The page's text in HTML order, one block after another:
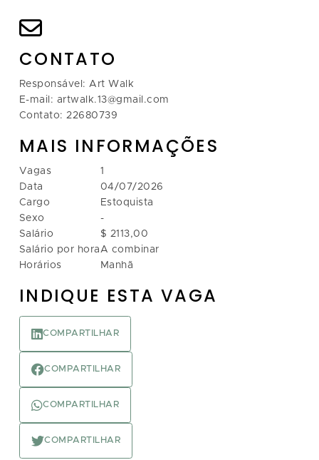
CONTATO
Responsável: Art Walk
E-mail: artwalk.13@gmail.com
Contato: 22680739
MAIS INFORMAÇÕES
Vagas
Data
Cargo
Sexo
Salário
Salário por hora
Horários
1
04/07/2026
Estoquista
-
$ 2113,00
A combinar
Manhã
INDIQUE ESTA VAGA
COMPARTILHAR
COMPARTILHAR
COMPARTILHAR
COMPARTILHAR